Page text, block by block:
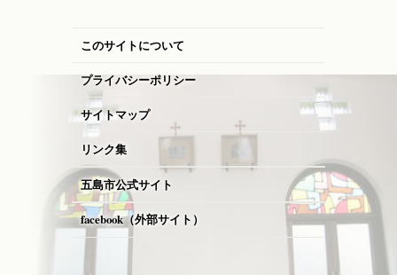
このサイトについて
プライバシーポリシー
サイトマップ
リンク集
五島市公式サイト
facebook（外部サイト）